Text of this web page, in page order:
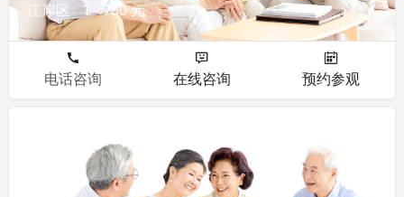
江岸区 1 - 750 元
电话咨询 在线咨询 预约参观